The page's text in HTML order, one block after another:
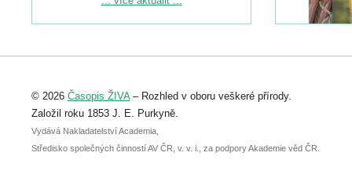
Registrovat se můžete do 6. září.
abstraktu přihlášené přednášky nebo
posteru je už 30. června.
© 2026 Časopis ŽIVA– Rozhled v oboru veškeré přírody.
Založil roku 1853 J. E. Purkyně.
Vydává Nakladatelství Academia,
Středisko společných činností AV ČR, v. v. i., za podpory Akademie věd ČR.